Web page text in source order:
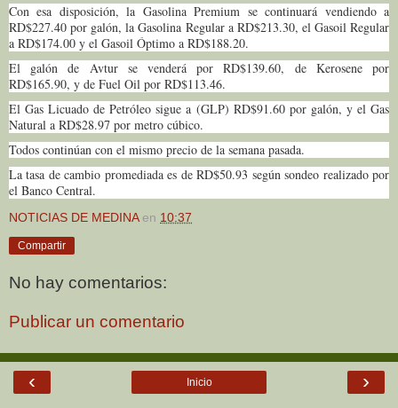
Con esa disposición, la Gasolina Premium se continuará vendiendo a
RD$227.40 por galón, la Gasolina Regular a RD$213.30, el Gasoil Regular
a RD$174.00 y el Gasoil Óptimo a RD$188.20.
El galón de Avtur se venderá por RD$139.60, de Kerosene por
RD$165.90, y de Fuel Oil por RD$113.46.
El Gas Licuado de Petróleo sigue a (GLP) RD$91.60 por galón, y el Gas
Natural a RD$28.97 por metro cúbico.
Todos continúan con el mismo precio de la semana pasada.
La tasa de cambio promediada es de RD$50.93 según sondeo realizado por
el Banco Central.
NOTICIAS DE MEDINA en 10:37
Compartir
No hay comentarios:
Publicar un comentario
‹ ›
Inicio